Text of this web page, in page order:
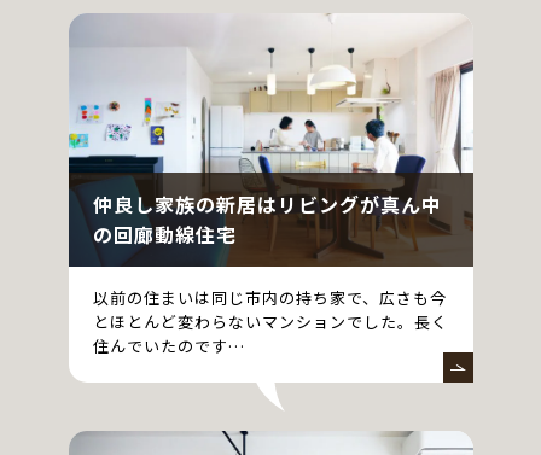
仲良し家族の新居はリビングが真ん中
の回廊動線住宅
以前の住まいは同じ市内の持ち家で、広さも今
とほとんど変わらないマンションでした。長く
住んでいたのです…